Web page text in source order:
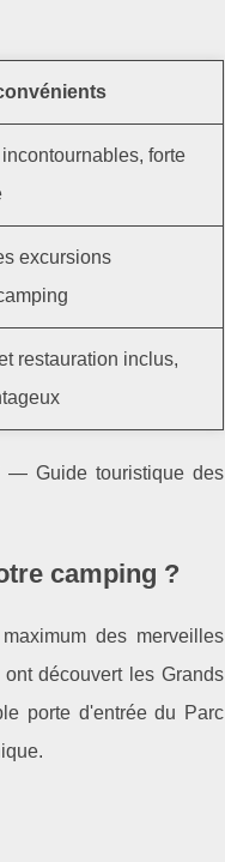
forte
excursions
restauration inclus,
— Guide touristique des
camping ?
des merveilles
découvert les Grands
porte d'entrée du Parc